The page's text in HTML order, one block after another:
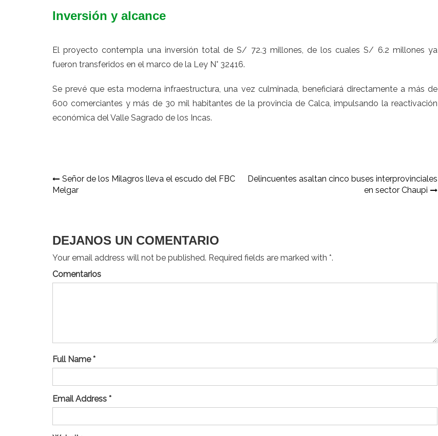
Inversión y alcance
El proyecto contempla una inversión total de S/ 72.3 millones, de los cuales S/ 6.2 millones ya
fueron transferidos en el marco de la Ley N° 32416.
Se prevé que esta moderna infraestructura, una vez culminada, beneficiará directamente a más de
600 comerciantes y más de 30 mil habitantes de la provincia de Calca, impulsando la reactivación
económica del Valle Sagrado de los Incas.
Navegación
de
Señor de los Milagros lleva el escudo del FBC
Melgar
Delincuentes asaltan cinco buses interprovinciales
en sector Chaupi
DEJANOS UN COMENTARIO
Your email address will not be published. Required fields are marked with *.
Comentarios
Full Name *
Email Address *